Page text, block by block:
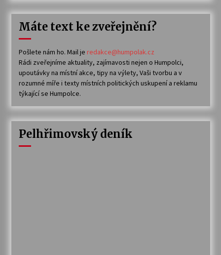
Máte text ke zveřejnění?
Pošlete nám ho. Mail je redakce@humpolak.cz
Rádi zveřejníme aktuality, zajímavosti nejen o Humpolci,
upoutávky na místní akce, tipy na výlety, Vaši tvorbu a v
rozumné míře i texty místních politických uskupení a reklamu
týkající se Humpolce.
Pelhřimovský deník